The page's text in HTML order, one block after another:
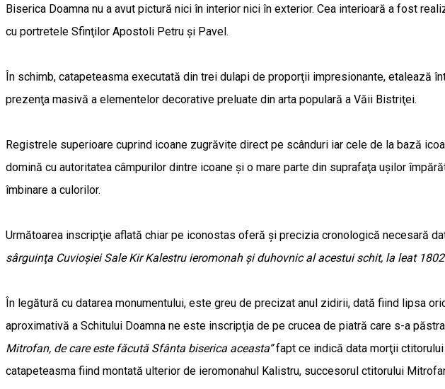
Biserica Doamna nu a avut pictură nici în interior nici în exterior. Cea interioară a fost
cu portretele Sfinţilor Apostoli Petru şi Pavel.
În schimb, catapeteasma executată din trei dulapi de proporţii impresionante, etalează
prezenţa masivă a elementelor decorative preluate din arta populară a Văii Bistriţei.
Registrele superioare cuprind icoane zugrăvite direct pe scânduri iar cele de la bază
domină cu autoritatea câmpurilor dintre icoane şi o mare parte din suprafaţa uşilor
îmbinare a culorilor.
Următoarea inscripţie aflată chiar pe iconostas oferă şi precizia cronologică necesară
sârguinţa Cuvioşiei Sale Kir Kalestru ieromonah şi duhovnic al acestui schit, la leat
În legătură cu datarea monumentului, este greu de precizat anul zidirii, dată fiind lipsa
aproximativă a Schitului Doamna ne este inscripţia de pe crucea de piatră care s-a
Mitrofan, de care este făcută Sfânta biserica aceasta”fapt ce indică data morţii
catapeteasma fiind montată ulterior de ieromonahul Kalistru, succesorul ctitorului